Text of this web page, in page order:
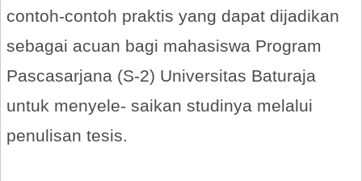
contoh-contoh praktis yang dapat dijadikan
sebagai acuan bagi mahasiswa Program
Pascasarjana (S-2) Universitas Baturaja
untuk menyele- saikan studinya melalui
penulisan tesis.